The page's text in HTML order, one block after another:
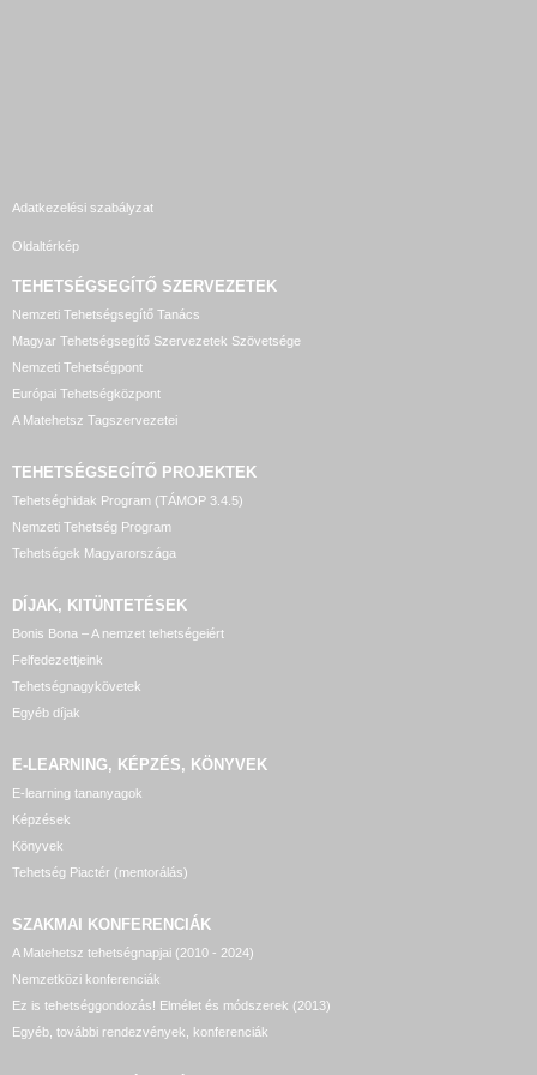
Adatkezelési szabályzat
Oldaltérkép
TEHETSÉGSEGÍTŐ SZERVEZETEK
Nemzeti Tehetségsegítő Tanács
Magyar Tehetségsegítő Szervezetek Szövetsége
Nemzeti Tehetségpont
Európai Tehetségközpont
A Matehetsz Tagszervezetei
TEHETSÉGSEGÍTŐ PROJEKTEK
Tehetséghidak Program (TÁMOP 3.4.5)
Nemzeti Tehetség Program
Tehetségek Magyarországa
DÍJAK, KITÜNTETÉSEK
Bonis Bona – A nemzet tehetségeiért
Felfedezettjeink
Tehetségnagykövetek
Egyéb díjak
E-LEARNING, KÉPZÉS, KÖNYVEK
E-learning tananyagok
Képzések
Könyvek
Tehetség Piactér (mentorálás)
SZAKMAI KONFERENCIÁK
A Matehetsz tehetségnapjai (2010 - 2024)
Nemzetközi konferenciák
Ez is tehetséggondozás! Elmélet és módszerek (2013)
Egyéb, további rendezvények, konferenciák